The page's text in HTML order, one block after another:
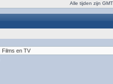
Alle tijden zijn